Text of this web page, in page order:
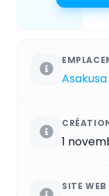
Asakusa
1
SITE WEB